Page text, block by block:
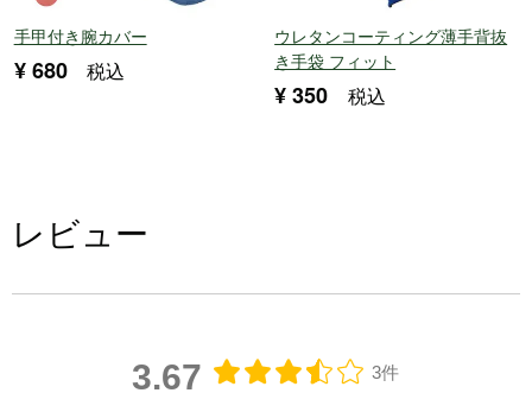
手甲付き腕カバー
¥ 680 税込
ウレタンコーティング薄手背抜
き手袋 フィット
¥350 税込
レビュー
3.67 3件